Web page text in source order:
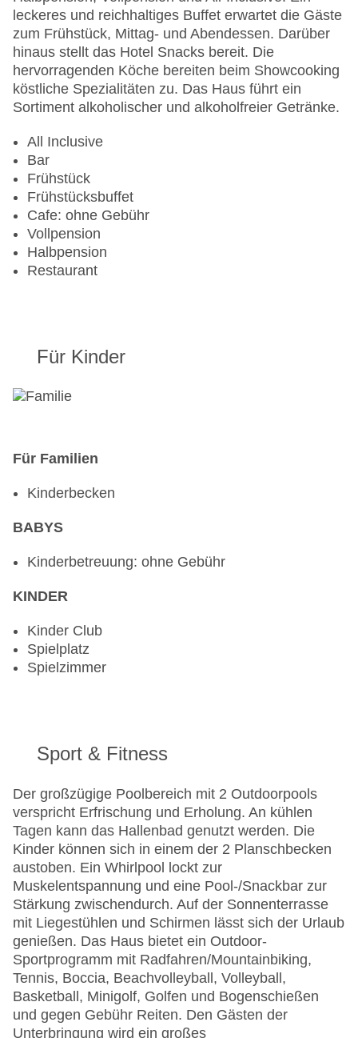
Gesamtanzahl der Zimmer: 505
Pools:Kinderbecken, Indoor Pool, Outdoor Pool,
Sonnenschirme am Pool, Liegen am Pool
Zahlungsarten: Mastercard, Visa
Landeskategorie: 4 Sterne
leckeres und reichhaltiges Buffet erwartet die Gäste
zum Frühstück, Mittag- und Abendessen. Darüber
hinaus stellt das Hotel Snacks bereit. Die
hervorragenden Köche bereiten beim Showcooking
köstliche Spezialitäten zu. Das Haus führt ein
Sortiment alkoholischer und alkoholfreier Getränke.
All Inclusive
Bar
Frühstück
Frühstücksbuffet
Cafe: ohne Gebühr
Vollpension
Halbpension
Restaurant
Für Kinder
Für Familien
Kinderbecken
BABYS
Kinderbetreuung: ohne Gebühr
KINDER
Kinder Club
Spielplatz
Spielzimmer
Sport & Fitness
Der großzügige Poolbereich mit 2 Outdoorpools
verspricht Erfrischung und Erholung. An kühlen
Tagen kann das Hallenbad genutzt werden. Die
Kinder können sich in einem der 2 Planschbecken
austoben. Ein Whirlpool lockt zur
Muskelentspannung und eine Pool-/Snackbar zur
Stärkung zwischendurch. Auf der Sonnenterrasse
mit Liegestühlen und Schirmen lässt sich der Urlaub
genießen. Das Haus bietet ein Outdoor-
Sportprogramm mit Radfahren/Mountainbiking,
Tennis, Boccia, Beachvolleyball, Volleyball,
Basketball, Minigolf, Golfen und Bogenschießen
und gegen Gebühr Reiten. Den Gästen der
Unterbringung wird ein großes